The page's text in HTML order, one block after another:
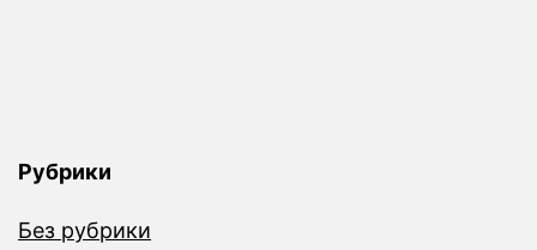
Рубрики
Без рубрики